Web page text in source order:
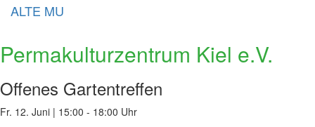
ALTE MU
Permakulturzentrum Kiel e.V.
Offenes Gartentreffen
Fr. 12. Juni | 15:00 - 18:00 Uhr